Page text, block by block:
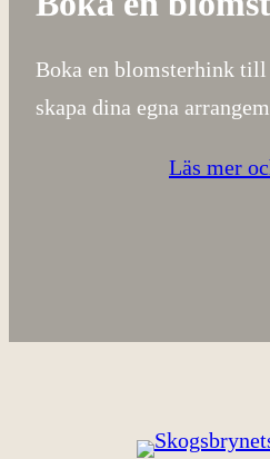
Boka en blomsterhink
skapa dina egna
Läs mer